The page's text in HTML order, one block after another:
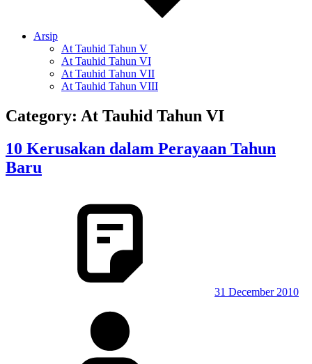
Arsip
At Tauhid Tahun V
At Tauhid Tahun VI
At Tauhid Tahun VII
At Tauhid Tahun VIII
Category: At Tauhid Tahun VI
10 Kerusakan dalam Perayaan Tahun
Baru
31 December 2010